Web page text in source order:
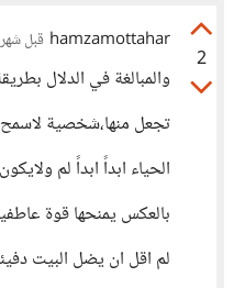
2
hamzamottahar قبل
والمبالغة في الدلال
تجعل منها،شخصية
الحياء ابداً ابداً لم
بالعكس يمنحها قوة
لم اقل ان يضل البيت